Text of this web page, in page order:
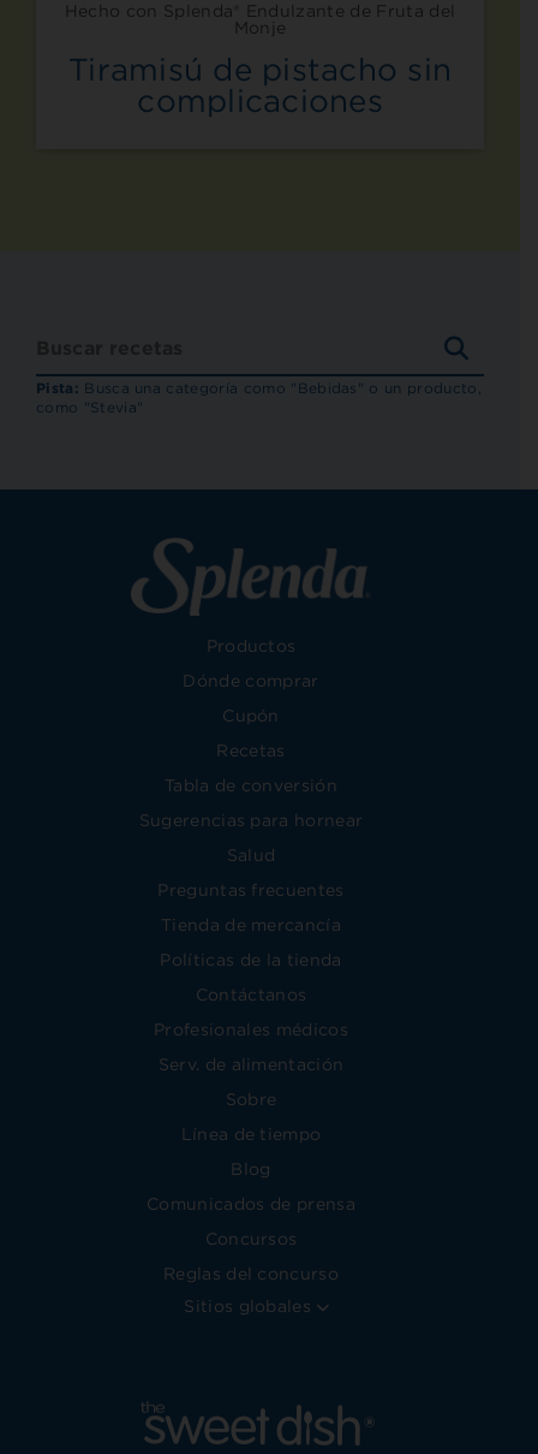
Hecho con Splenda® Endulzante de Fruta del
Monje
Tiramisú de pistacho sin
complicaciones
Pista: Busca una categoría como "Bebidas" o un producto,
como "Stevia"
Productos
Dónde comprar
Cupón
Recetas
Tabla de conversión
Sugerencias para hornear
Salud
Preguntas frecuentes
Tienda de mercancía
Políticas de la tienda
Contáctanos
Profesionales médicos
Serv. de alimentación
Sobre
Línea de tiempo
Blog
Comunicados de prensa
Concursos
Reglas del concurso
Sitios globales